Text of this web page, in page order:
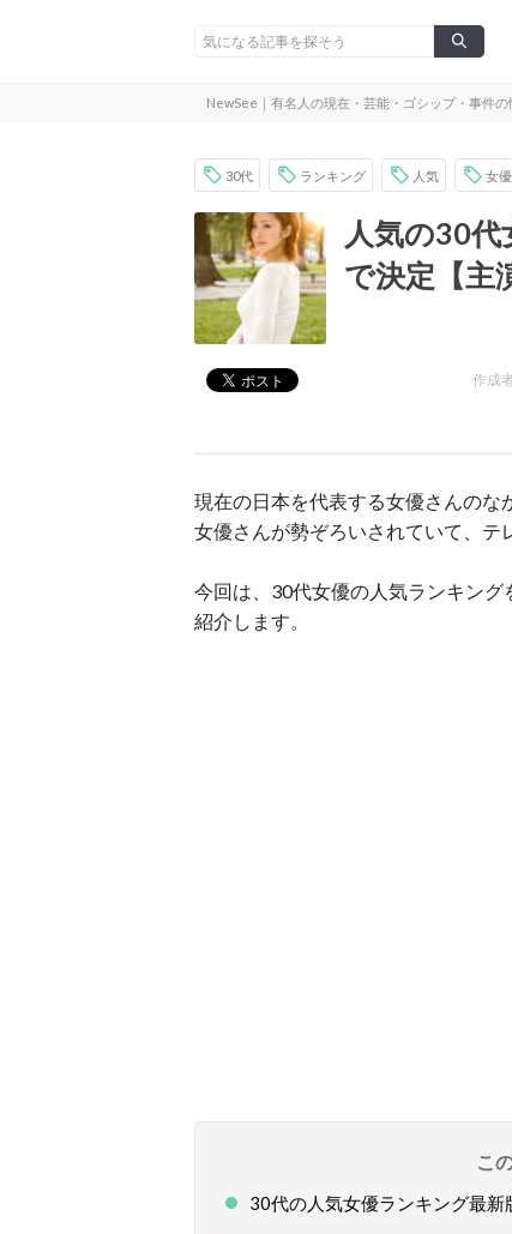
NewSee｜有名人の現在・芸能・ゴシップ・事件の
30代 ランキング 人気 女優
人気の30
で決定【主
作成
現在の日本を代表する女優さんのな
女優さんが勢ぞろいされていて、テ
今回は、30代女優の人気ランキン
紹介します。
こ
30代の人気女優ランキング最